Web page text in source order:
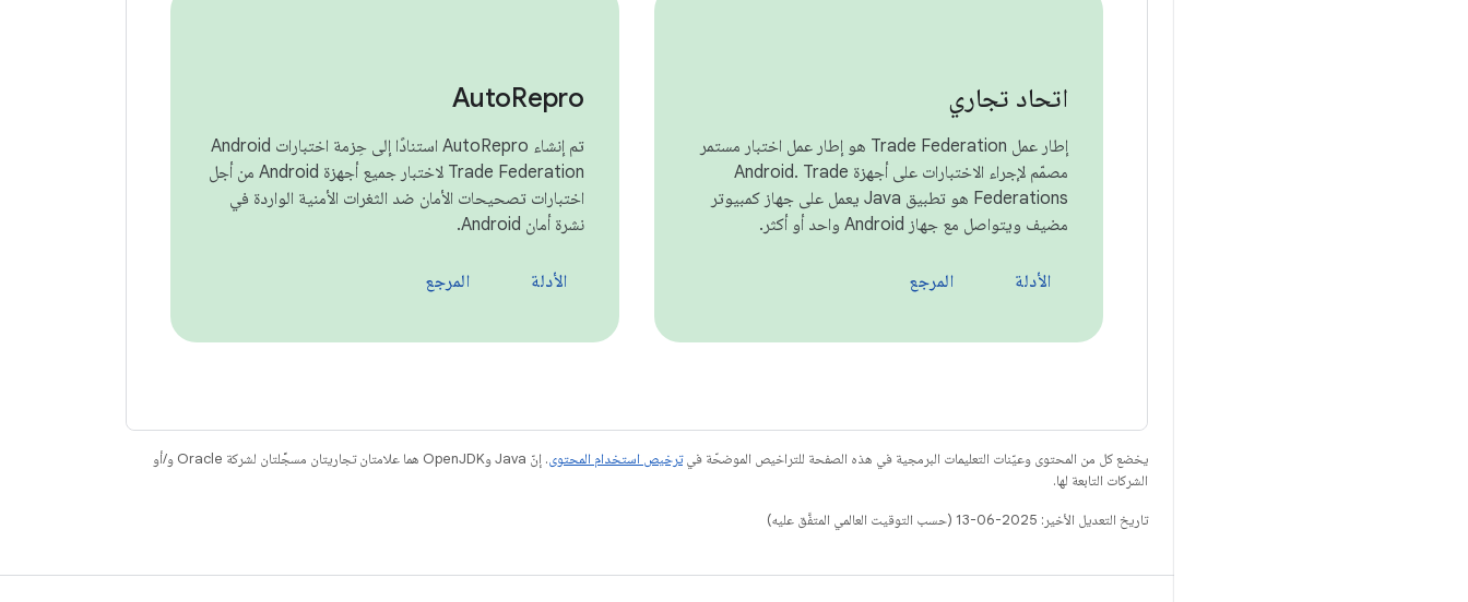
اتحاد تجاري
إطار عمل Trade Federation هو إطار عمل اختبار مستمر
مصمّم لإجراء الاختبارات على أجهزة Android. Trade
Federations هو تطبيق Java يعمل على جهاز كمبيوتر
مضيف ويتواصل مع جهاز Android واحد أو أكثر.
الأدلة المرجع
AutoRepro
تم إنشاء AutoRepro استنادًا إلى حِزمة اختبارات Android
Trade Federation لاختبار جميع أجهزة Android من أجل
اختبارات تصحيحات الأمان ضد الثغرات الأمنية الواردة في
نشرة أمان Android.
الأدلة المرجع
يخضع كل من المحتوى وعيّنات التعليمات البرمجية في هذه الصفحة للتراخيص الموضحّة فيترخيص استخدام المحتوى
. إنّ Java وOpenJDK هما علامتان تجاريتان مسجَّلتان لشركة Oracle و/أو
الشركات التابعة لها.
تاريخ التعديل الأخير: 2025-06-13 (حسب التوقيت العالمي المتفَّق عليه)